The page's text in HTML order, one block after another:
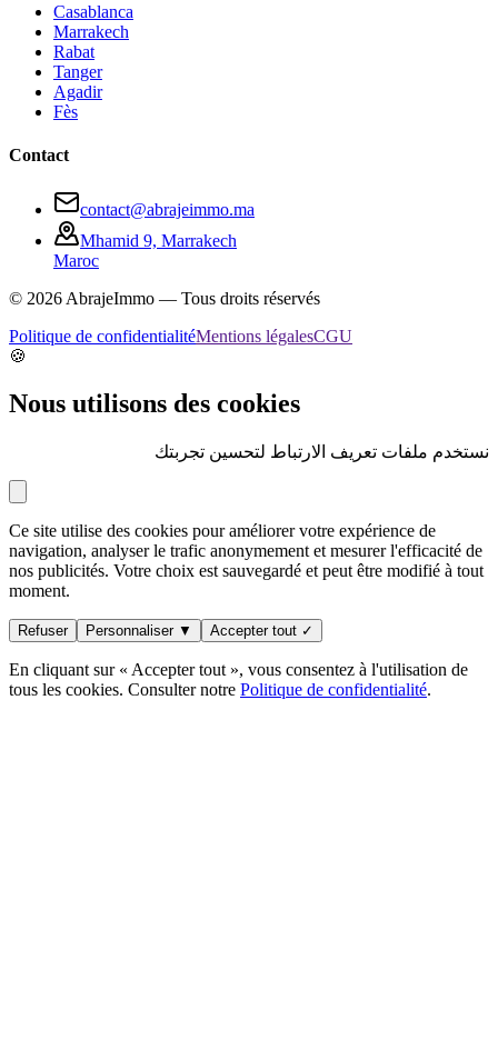
Casablanca
Marrakech
Rabat
Tanger
Agadir
Fès
Contact
contact@abrajeimmo.ma
Mhamid 9, Marrakech
Maroc
© 2026AbrajeImmo — Tous droits réservés
Politique de confidentialitéMentions légalesCGU
🍪
Nous utilisons des cookies
نستخدم ملفات تعريف الارتباط لتحسين تجربتك
Ce site utilise des cookies pour améliorer votre expérience de
navigation, analyser le trafic anonymement et mesurer l'efficacité de
nos publicités. Votre choix est sauvegardé et peut être modifié à tout
moment.
Refuser Personnaliser ▼ Accepter tout ✓
En cliquant sur « Accepter tout », vous consentez à l'utilisation de
tous les cookies. Consulter notre Politique de confidentialité.